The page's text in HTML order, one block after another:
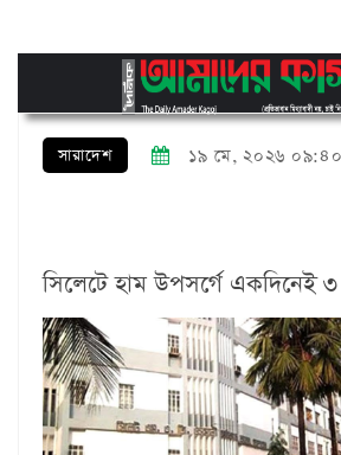
সারাদেশ ১৯ মে, ২০২৬ ০৯:৪০
সিলেটে হাম উপসর্গে একদিনেই